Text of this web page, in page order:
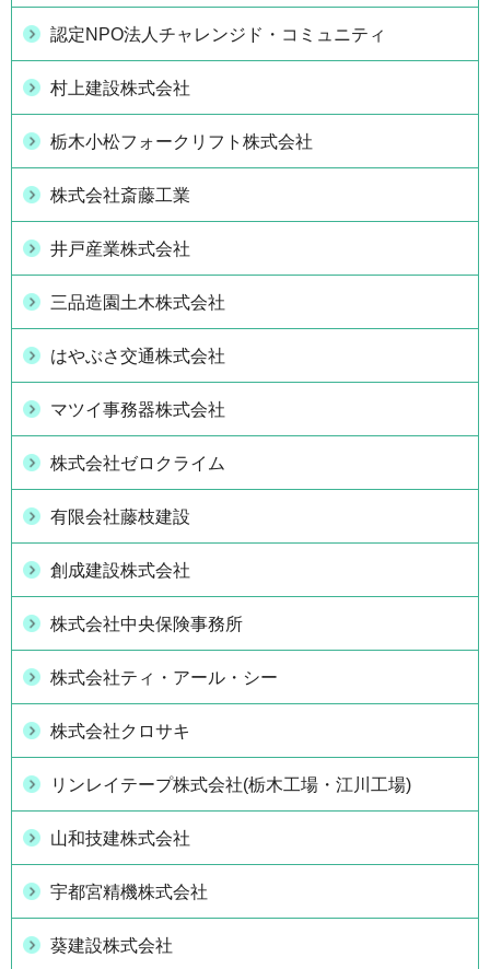
認定NPO法人チャレンジド・コミュニティ
村上建設株式会社
栃木小松フォークリフト株式会社
株式会社斎藤工業
井戸産業株式会社
三品造園土木株式会社
はやぶさ交通株式会社
マツイ事務器株式会社
株式会社ゼロクライム
有限会社藤枝建設
創成建設株式会社
株式会社中央保険事務所
株式会社ティ・アール・シー
株式会社クロサキ
リンレイテープ株式会社(栃木工場・江川工場)
山和技建株式会社
宇都宮精機株式会社
葵建設株式会社